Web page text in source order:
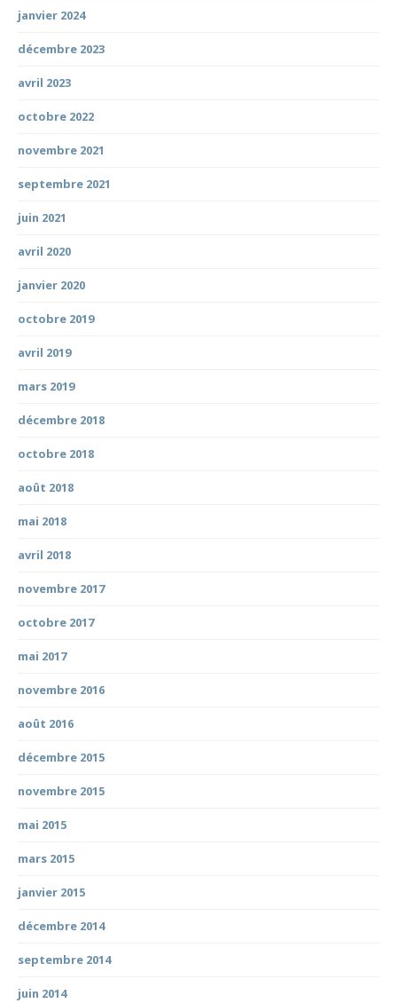
janvier 2024
décembre 2023
avril 2023
octobre 2022
novembre 2021
septembre 2021
juin 2021
avril 2020
janvier 2020
octobre 2019
avril 2019
mars 2019
décembre 2018
octobre 2018
août 2018
mai 2018
avril 2018
novembre 2017
octobre 2017
mai 2017
novembre 2016
août 2016
décembre 2015
novembre 2015
mai 2015
mars 2015
janvier 2015
décembre 2014
septembre 2014
juin 2014